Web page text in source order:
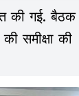
की गई. बैठक
समीक्षा की